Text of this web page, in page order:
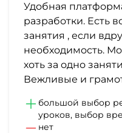
Удобная
разработки. Есть
занятия , если
необходимость.
хоть за одно
Вежливые и
большой выбор
уроков, выбор
нет